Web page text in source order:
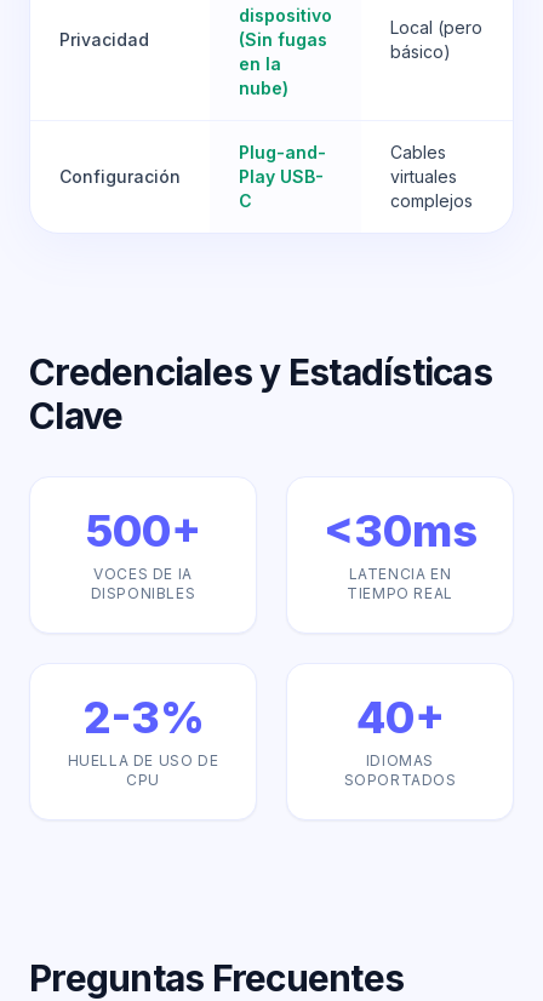
Privacidad
dispositivo
(Sin fugas
en la
nube)
Local (pero
básico)
Configuración
Plug-and-
Play USB-
C
Cables
virtuales
complejos
Credenciales y Estadísticas
Clave
500+
VOCES DE IA
DISPONIBLES
<30ms
LATENCIA EN
TIEMPO REAL
2-3%
HUELLA DE USO DE
CPU
40+
IDIOMAS
SOPORTADOS
Preguntas Frecuentes